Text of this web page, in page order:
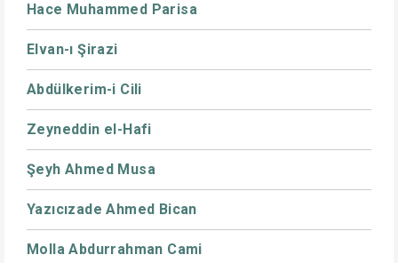
Hace Muhammed Parisa
Elvan-ı Şirazi
Abdülkerim-i Cili
Zeyneddin el-Hafi
Şeyh Ahmed Musa
Yazıcızade Ahmed Bican
Molla Abdurrahman Cami